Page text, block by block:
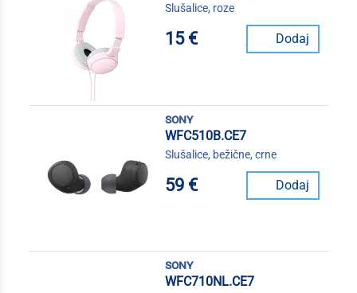
Slušalice, roze
15 € Dodaj
sony
WFC510B.CE7
Slušalice, bežične, crne
59 € Dodaj
sony
WFC710NL.CE7